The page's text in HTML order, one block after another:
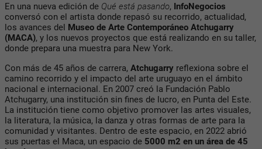
En una nueva edición de Qué está pasando, InfoNegocios
conversó con el artista donde repasó su recorrido, actualidad,
los avances del Museo de Arte Contemporáneo Atchugarry
(MACA), y los nuevos proyectos que está realizando en su taller,
donde prepara una muestra para New York.
Con más de 45 años de carrera, Atchugarry reflexiona sobre el
camino recorrido y el impacto del arte uruguayo en el ámbito
nacional e internacional. En 2007 creó la Fundación Pablo
Atchugarry, una institución sin fines de lucro, en Punta del Este.
La institución tiene como objetivo promover las artes visuales,
la literatura, la música, la danza y otras formas de arte para la
comunidad y visitantes. Dentro de este espacio, en 2022 abrió
sus puertas el Maca, un espacio de 5000 m2 en un área de 45